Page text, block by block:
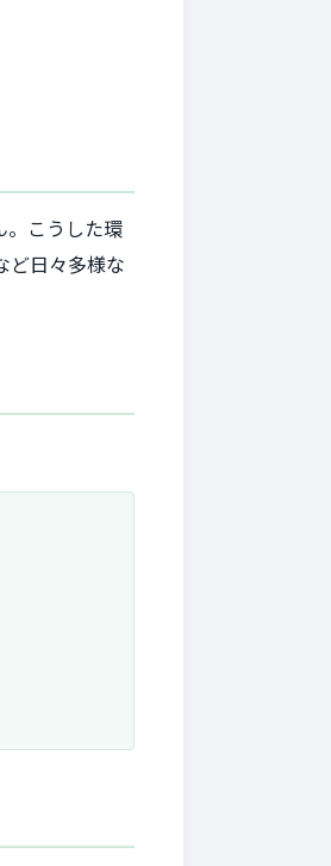
。こうした環
ど日々多様な